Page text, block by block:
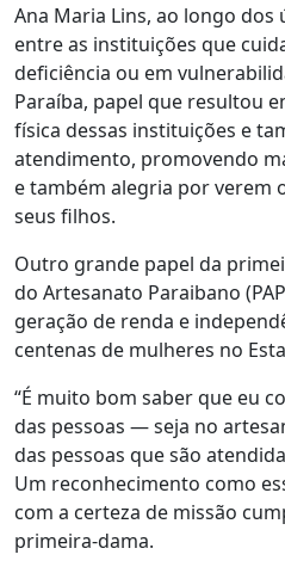
Ana Maria Lins, ao longo
entre as instituições que
deficiência ou em
Paraíba, papel que resultou
física dessas instituições e
atendimento, promovendo
e também alegria por verem
seus filhos.
Outro grande papel da
do Artesanato Paraibano
geração de renda e
centenas de mulheres no
“É muito bom saber que eu
das pessoas — seja no
das pessoas que são
Um reconhecimento como
com a certeza de missão
primeira-dama.